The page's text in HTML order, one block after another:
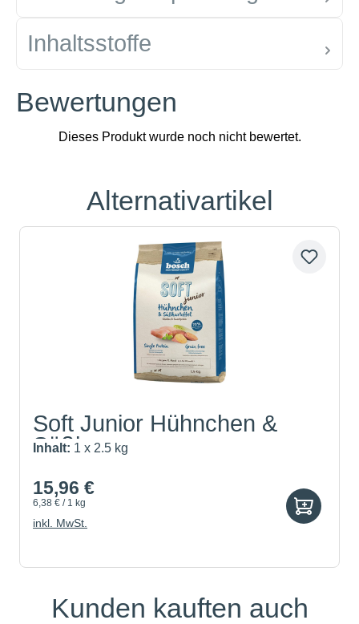
Inhaltsstoffe
Bewertungen
Produktgalerie überspringen
Alternativartikel
Soft Junior Hühnchen &
Süßk...
Inhalt: 1 x 2.5 kg
15,96 €
6,38 € / 1 kg
inkl. MwSt.
Produktgalerie überspringen
Kunden kauften auch